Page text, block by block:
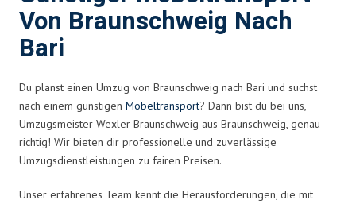
Von Braunschweig Nach
Bari
Du planst einen Umzug von Braunschweig nach Bari und suchst
nach einem günstigen Möbeltransport? Dann bist du bei uns,
Umzugsmeister Wexler Braunschweig aus Braunschweig, genau
richtig! Wir bieten dir professionelle und zuverlässige
Umzugsdienstleistungen zu fairen Preisen.
Unser erfahrenes Team kennt die Herausforderungen, die mit